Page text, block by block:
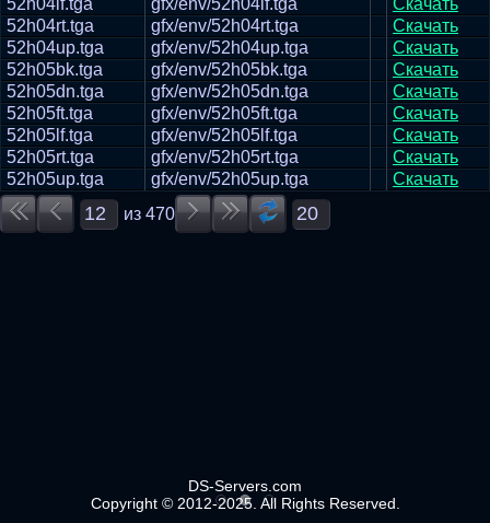
52h04lf.tga
gfx/env/52h04lf.tga
Скачать
52h04rt.tga
gfx/env/52h04rt.tga
Скачать
52h04up.tga
gfx/env/52h04up.tga
Скачать
52h05bk.tga
gfx/env/52h05bk.tga
Скачать
52h05dn.tga
gfx/env/52h05dn.tga
Скачать
52h05ft.tga
gfx/env/52h05ft.tga
Скачать
52h05lf.tga
gfx/env/52h05lf.tga
Скачать
52h05rt.tga
gfx/env/52h05rt.tga
Скачать
52h05up.tga
gfx/env/52h05up.tga
Скачать
из 470
DS-Servers.com
Copyright © 2012-2025. All Rights Reserved.